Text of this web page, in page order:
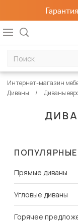
Интернет-магазин
Диваны
Диваны
Прямые диваны
Угловые диваны
Горячее